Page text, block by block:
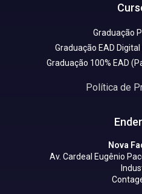
Graduação
Graduação EAD
Graduação 100% EAD
Política de
Nova
Av. Cardeal Eugênio